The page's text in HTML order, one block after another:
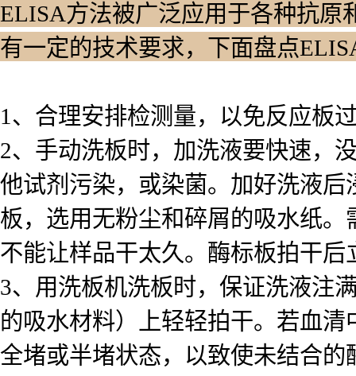
ELISA方法被广泛应用于各种抗原
有一定的技术要求，下面盘点
1、合理安排检测量，以免反应板
2、手动洗板时，加洗液要快速，
他试剂污染，或染菌。加好洗液
板，选用无粉尘和碎屑的吸水纸
不能让样品干太久。酶标板拍干后
3、用洗板机洗板时，保证洗液注
的吸水材料）上轻轻拍干。若血
全堵或半堵状态，以致使未结合